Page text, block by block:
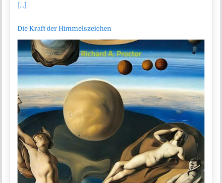
[...]
Die Kraft der Himmelszeichen